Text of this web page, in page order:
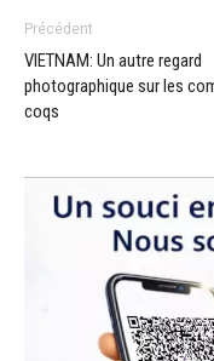
Précédent
VIETNAM: Un autre regard
photographique sur les
coqs